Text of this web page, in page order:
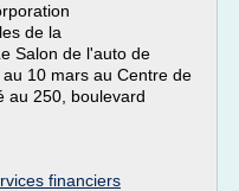
de la
Salon de l'auto de
10 mars au Centre de
au 250, boulevard
financiers